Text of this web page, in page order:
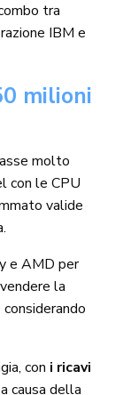
tra
IBM e
milioni
molto
con le CPU
valide
e AMD per
la
con i ricavi
a causa della